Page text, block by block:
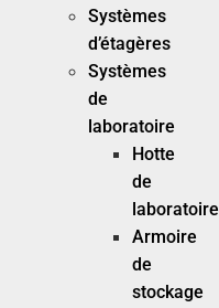
Systèmes
d’étagères
Systèmes
de
laboratoire
Hotte
de
laboratoire
Armoire
de
stockage